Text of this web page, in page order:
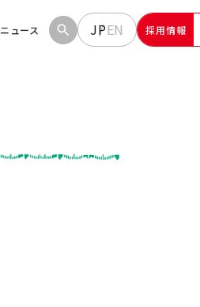
ニュース JPEN 採用情報